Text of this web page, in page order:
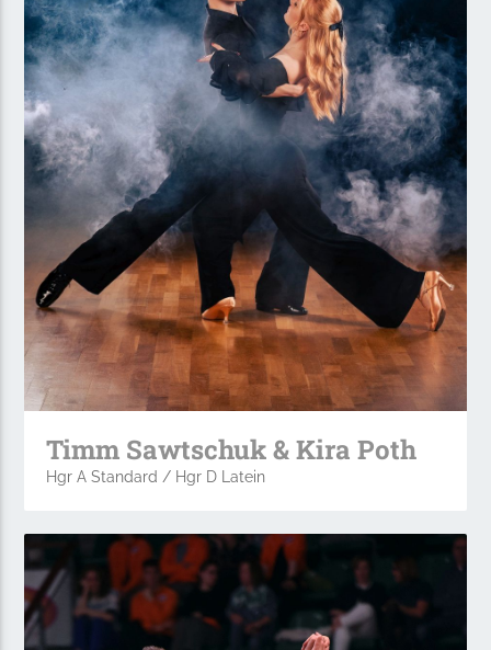
Timm Sawtschuk & Kira Poth
Hgr A Standard / Hgr D Latein